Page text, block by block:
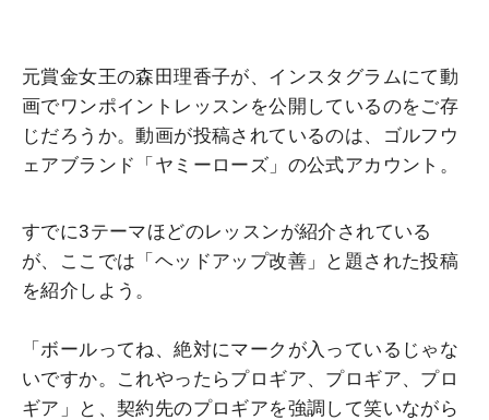
元賞金女王の森田理香子が、インスタグラムにて動
画でワンポイントレッスンを公開しているのをご存
じだろうか。動画が投稿されているのは、ゴルフウ
ェアブランド「ヤミーローズ」の公式アカウント。
すでに3テーマほどのレッスンが紹介されている
が、ここでは「ヘッドアップ改善」と題された投稿
を紹介しよう。
「ボールってね、絶対にマークが入っているじゃな
いですか。これやったらプロギア、プロギア、プロ
ギア」と、契約先のプロギアを強調して笑いながら